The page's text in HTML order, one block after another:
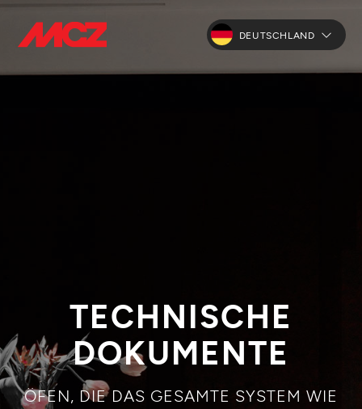
DEUTSCHLAND
TECHNISCHE
DOKUMENTE
ÖFEN, DIE DAS GESAMTE SYSTEM WIE